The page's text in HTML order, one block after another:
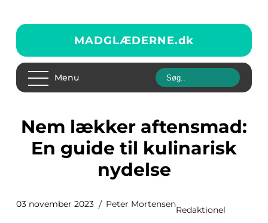
MADGLÆDERNE.dk
Menu
Nem lækker aftensmad:
En guide til kulinarisk
nydelse
03 november 2023 Peter Mortensen
Redaktionel